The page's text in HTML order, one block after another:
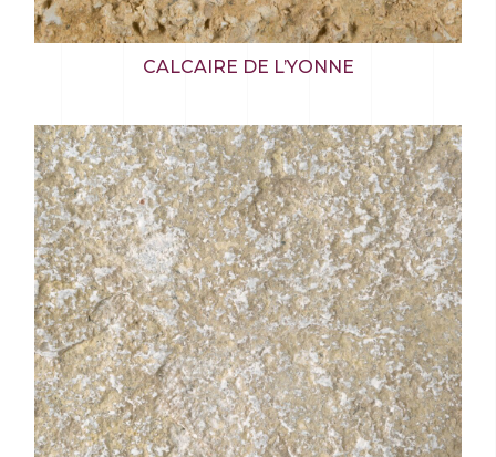
CALCAIRE DE L’YONNE